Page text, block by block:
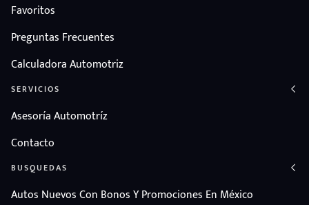
Favoritos
Preguntas Frecuentes
Calculadora Automotriz
SERVICIOS
Asesoría Automotríz
Contacto
BUSQUEDAS
Autos Nuevos Con Bonos Y Promociones En México